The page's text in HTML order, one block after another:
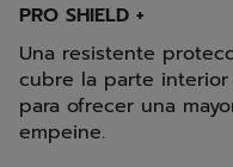
PRO SHIELD +
Una resistente
cubre la parte
para ofrecer una
empeine.